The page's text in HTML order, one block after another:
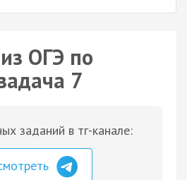
ОГЭ по
7
заданий в тг-канале: